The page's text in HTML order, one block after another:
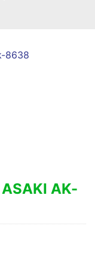
AK-